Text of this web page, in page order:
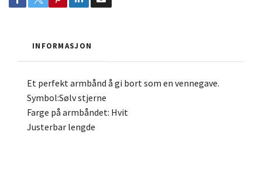
INFORMASJON
Et perfekt armbånd å gi bort som en vennegave.
Symbol:Sølv stjerne
Farge på armbåndet: Hvit
Justerbar lengde